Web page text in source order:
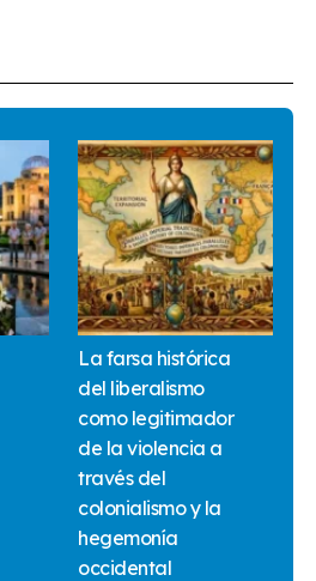
La farsa histórica
del liberalismo
como legitimador
de la violencia a
través del
colonialismo y la
hegemonía
occidental